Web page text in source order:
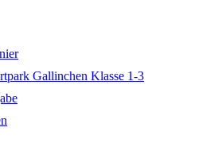
Gallinchen Klasse 1-3